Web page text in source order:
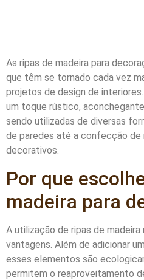
As ripas de madeira para
que têm se tornado cada vez
projetos de design de
um toque rústico,
sendo utilizadas de diversas
de paredes até a confecção de
decorativos.
Por que
madeira para
A utilização de ripas de
vantagens. Além de adicionar
esses elementos são
permitem o reaproveitamento